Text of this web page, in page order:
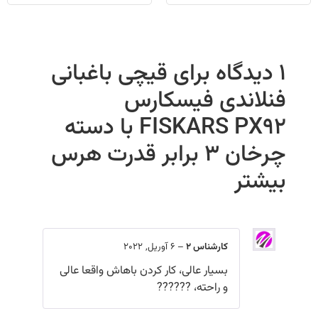
قیچی باغبانی
فنلاندی فیسکارس
FISKARS PX92 با دسته
چرخان ۳ برابر قدرت هرس
بیشتر
کارشناس 2 –6 آوریل, 2022
بسیار عالی، کار کردن باهاش واقعا عالی
و راحته، ??????